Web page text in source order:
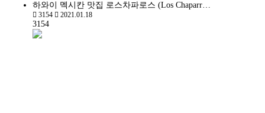
하와이 멕시칸 맛집 로스차파로스 (Los Chaparr…
3154 2021.01.18
3154